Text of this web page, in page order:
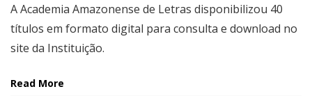
A Academia Amazonense de Letras disponibilizou 40
títulos em formato digital para consulta e download no
site da Instituição.
Read More